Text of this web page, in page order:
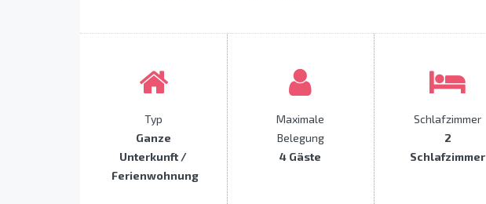
Typ
Ganze
Unterkunft /
Ferienwohnung
Maximale
Belegung
4 Gäste
Schlafzimmer
2
Schlafzimmer